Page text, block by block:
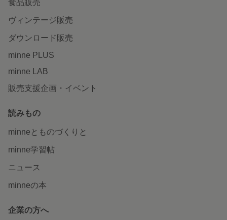
食品販売
ヴィンテージ販売
ダウンロード販売
minne PLUS
minne LAB
販売支援企画・イベント
読みもの
minneとものづくりと
minne学習帖
ニュース
minneの本
企業の方へ